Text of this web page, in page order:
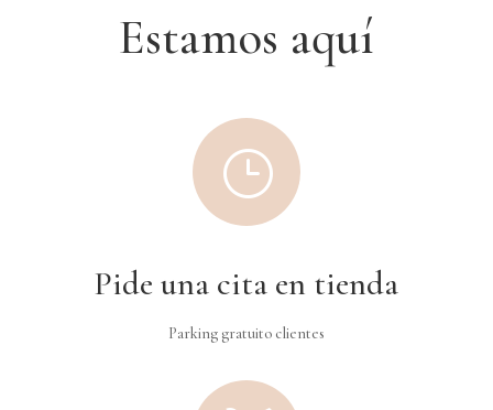
Estamos aquí
}
Pide una cita en tienda
Parking gratuito clientes